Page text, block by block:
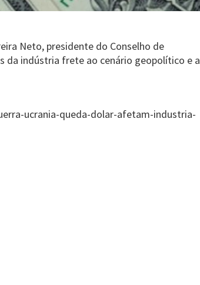
Neto, presidente do Conselho de
da indústria frete ao cenário geopolítico e a
ucrania-queda-dolar-afetam-industria-